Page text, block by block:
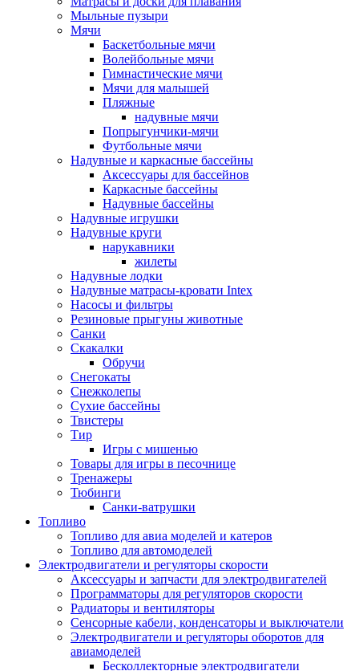
Мыльные пузыри
Мячи
Баскетбольные мячи
Волейбольные мячи
Гимнастические мячи
Мячи для малышей
Пляжные
надувные мячи
Попрыгунчики-мячи
Футбольные мячи
Надувные и каркасные бассейны
Аксессуары для бассейнов
Каркасные бассейны
Надувные бассейны
Надувные игрушки
Надувные круги
нарукавники
жилеты
Надувные лодки
Надувные матрасы-кровати Intex
Насосы и фильтры
Резиновые прыгуны животные
Санки
Скакалки
Обручи
Снегокаты
Снежколепы
Сухие бассейны
Твистеры
Тир
Игры с мишенью
Товары для игры в песочнице
Тренажеры
Тюбинги
Санки-ватрушки
Топливо
Топливо для авиа моделей и катеров
Топливо для автомоделей
Электродвигатели и регуляторы скорости
Аксессуары и запчасти для электродвигателей
Программаторы для регуляторов скорости
Радиаторы и вентиляторы
Сенсорные кабели, конденсаторы и выключатели
Электродвигатели и регуляторы оборотов для
авиамоделей
Бесколлекторные электродвигатели